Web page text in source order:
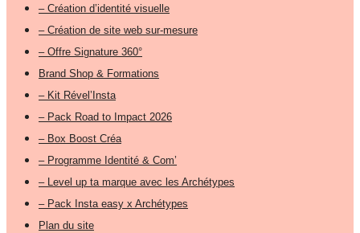
– Création d’identité visuelle
– Création de site web sur-mesure
– Offre Signature 360°
Brand Shop & Formations
– Kit Rével’Insta
– Pack Road to Impact 2026
– Box Boost Créa
– Programme Identité & Com’
– Level up ta marque avec les Archétypes
– Pack Insta easy x Archétypes
Plan du site